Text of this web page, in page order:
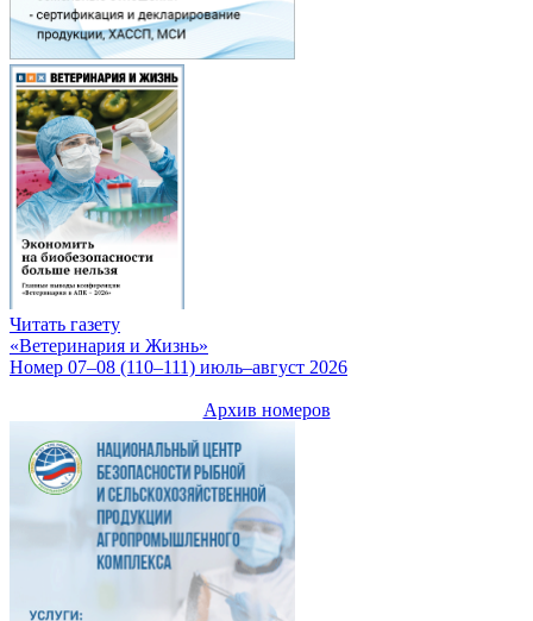
Читать газету
«Ветеринария и Жизнь»
Номер 07–08 (110–111) июль–август 2026
Архив номеров